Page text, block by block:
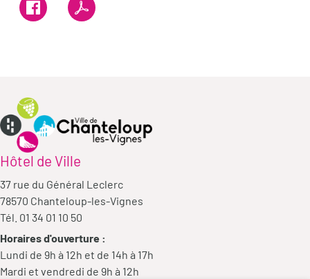
Hôtel de Ville
37 rue du Général Leclerc
78570 Chanteloup-les-Vignes
Tél. 01 34 01 10 50
Horaires d'ouverture :
Lundi de 9h à 12h et de 14h à 17h
Mardi et vendredi de 9h à 12h